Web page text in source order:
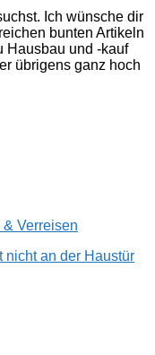
Ich wünsche dir
bunten Artikeln
Hausbau und -kauf
übrigens ganz hoch
& Verreisen
nicht an der Haustür